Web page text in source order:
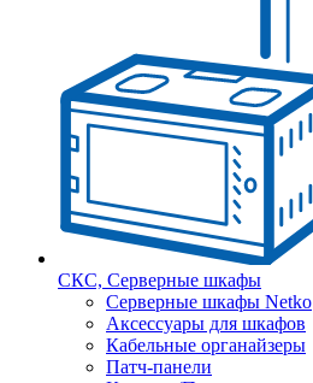
СКС, Серверные шкафы
Серверные шкафы Netko
Аксессуары для шкафов
Кабельные органайзеры
Патч-панели